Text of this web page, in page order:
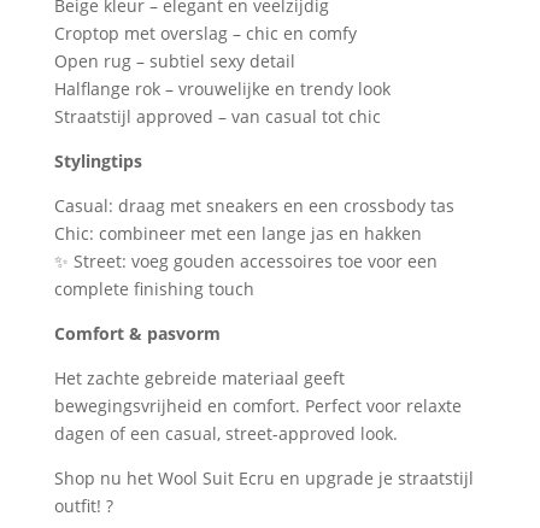
Beige kleur – elegant en veelzijdig
Croptop met overslag – chic en comfy
Open rug – subtiel sexy detail
Halflange rok – vrouwelijke en trendy look
Straatstijl approved – van casual tot chic
Stylingtips
Casual: draag met sneakers en een crossbody tas
Chic: combineer met een lange jas en hakken
✨ Street: voeg gouden accessoires toe voor een
complete finishing touch
Comfort & pasvorm
Het zachte gebreide materiaal geeft
bewegingsvrijheid en comfort. Perfect voor relaxte
dagen of een casual, street-approved look.
Shop nu het Wool Suit Ecru en upgrade je straatstijl
outfit! ?